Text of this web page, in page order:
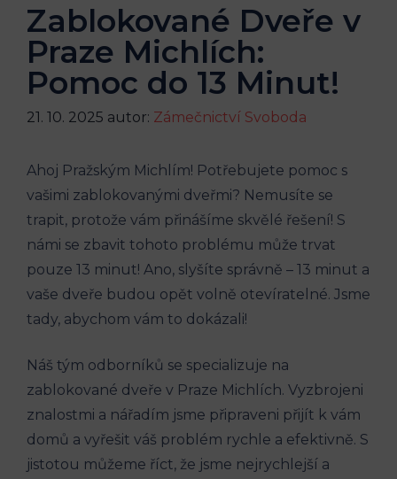
Zablokované Dveře v
Praze Michlích:
Pomoc do 13 Minut!
21. 10. 2025 autor: Zámečnictví Svoboda
Ahoj Pražským Michlím! Potřebujete pomoc s
vašimi zablokovanými dveřmi? Nemusíte se
trapit, protože vám přinášíme skvělé řešení! S
námi se zbavit tohoto problému může trvat
pouze 13 minut! Ano, slyšíte správně – 13 minut a
vaše dveře budou opět volně otevíratelné. Jsme
tady, abychom vám to dokázali!
Náš tým odborníků se specializuje na
zablokované dveře v Praze Michlích. Vyzbrojeni
znalostmi a nářadím jsme připraveni přijít k vám
domů a vyřešit váš problém rychle a efektivně. S
jistotou můžeme říct, že jsme nejrychlejší a